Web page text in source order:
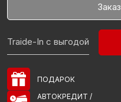
Traide-In с выгодой
ПОДАРОК
АВТОКРЕДИТ /